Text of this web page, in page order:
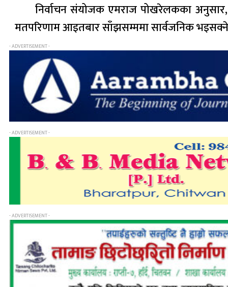
निर्वाचन संयोजक एमराज पोखरेलकका
मतपरिणाम आइतबार साँझसम्ममा सार्वजनिक भइसक्ने
- ADVERTISEMENT -
- ADVERTISEMENT -
- ADVERTISEMENT -